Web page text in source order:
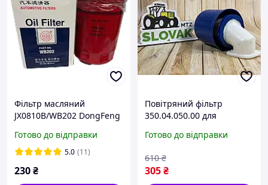
Фільтр масляний
JX0810B/WB202 DongFeng
Готово до відправки
5.0 (11)
230₴
Повітряний фільтр
350.04.050.00 для
високоякісне очищення
Готово до відправки
305₴
610 ₴